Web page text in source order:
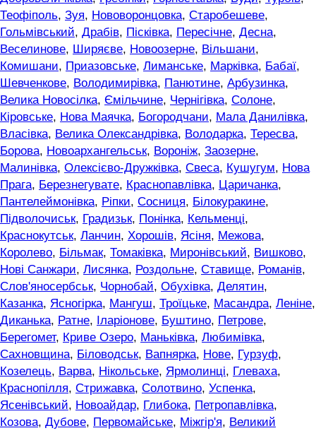
Теофіполь, Зуя, Нововоронцовка, Старобешеве,
Гольмівський, Драбів, Пісківка, Пересічне, Десна,
Веселинове, Ширяєве, Новоозерне, Вільшани,
Комишани, Приазовське, Лиманське, Марківка, Бабаї,
Шевченкове, Володимирівка, Панютине, Арбузинка,
Велика Новосілка, Ємільчине, Чернігівка, Солоне,
Кіровське, Нова Маячка, Богородчани, Мала Данилівка,
Власівка, Велика Олександрівка, Володарка, Тересва,
Борова, Новоархангельськ, Вороніж, Заозерне,
Малинівка, Олексієво-Дружківка, Свеса, Кушугум, Нова
Прага, Березнегувате, Краснопавлівка, Царичанка,
Пантелеймонівка, Ріпки, Сосниця, Білокуракине,
Підволочиськ, Градизьк, Понінка, Кельменці,
Краснокутськ, Ланчин, Хорошів, Ясіня, Межова,
Королево, Більмак, Томаківка, Миронівський, Вишково,
Нові Санжари, Лисянка, Роздольне, Ставище, Романів,
Слов'яносербськ, Чорнобай, Обухівка, Делятин,
Казанка, Ясногірка, Мангуш, Троїцьке, Масандра, Леніне,
Диканька, Ратне, Іларіонове, Буштино, Петрове,
Берегомет, Криве Озеро, Маньківка, Любимівка,
Сахновщина, Біловодськ, Вапнярка, Нове, Гурзуф,
Козелець, Варва, Нікольське, Ярмолинці, Глеваха,
Краснопілля, Стрижавка, Солотвино, Успенка,
Ясенівський, Новоайдар, Глибока, Петропавлівка,
Козова, Дубове, Первомайське, Міжгір'я, Великий